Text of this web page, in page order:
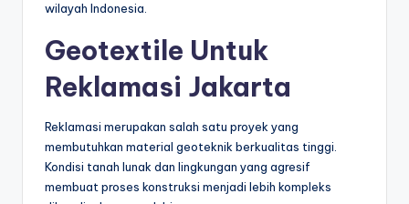
wilayah Indonesia.
Geotextile Untuk
Reklamasi Jakarta
Reklamasi merupakan salah satu proyek yang
membutuhkan material geoteknik berkualitas tinggi.
Kondisi tanah lunak dan lingkungan yang agresif
membuat proses konstruksi menjadi lebih kompleks